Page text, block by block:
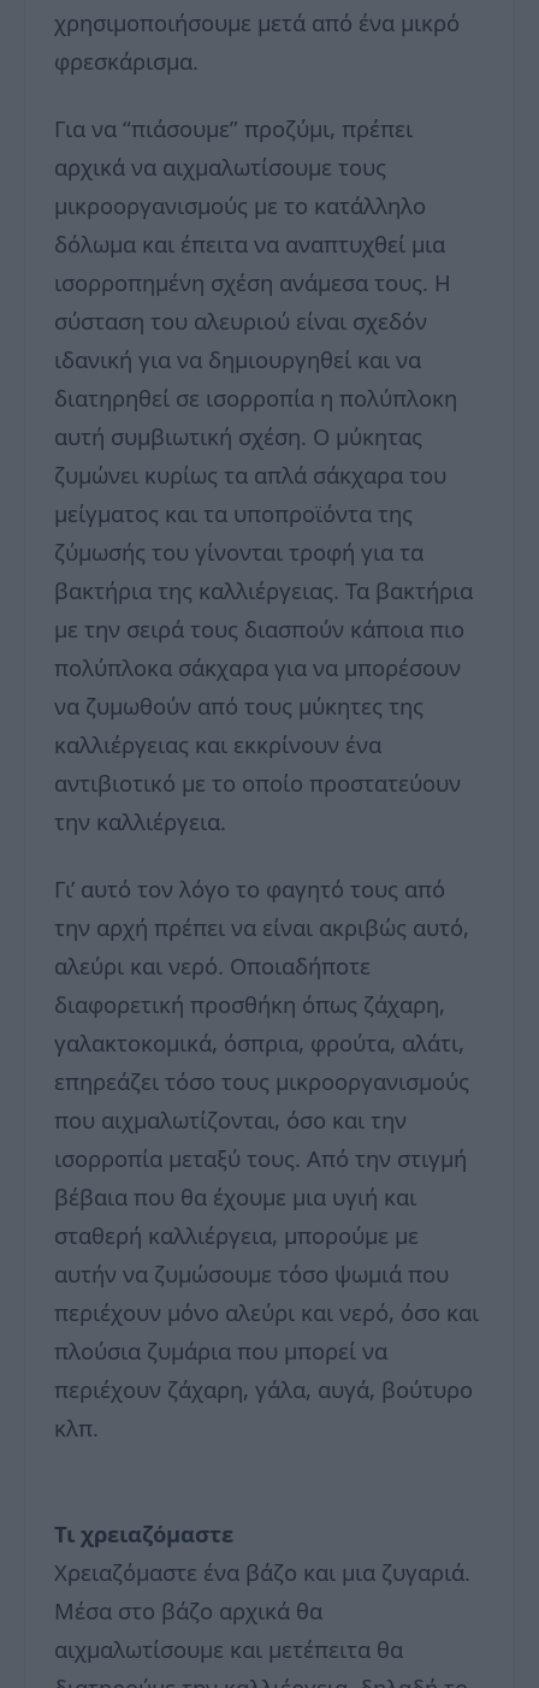
χρησιμοποιήσουμε μετά από ένα μικρό
φρεσκάρισμα.
Για να “πιάσουμε” προζύμι, πρέπει
αρχικά να αιχμαλωτίσουμε τους
μικροοργανισμούς με το κατάλληλο
δόλωμα και έπειτα να αναπτυχθεί μια
ισορροπημένη σχέση ανάμεσα τους. Η
σύσταση του αλευριού είναι σχεδόν
ιδανική για να δημιουργηθεί και να
διατηρηθεί σε ισορροπία η πολύπλοκη
αυτή συμβιωτική σχέση. Ο μύκητας
ζυμώνει κυρίως τα απλά σάκχαρα του
μείγματος και τα υποπροϊόντα της
ζύμωσής του γίνονται τροφή για τα
βακτήρια της καλλιέργειας. Τα βακτήρια
με την σειρά τους διασπούν κάποια πιο
πολύπλοκα σάκχαρα για να μπορέσουν
να ζυμωθούν από τους μύκητες της
καλλιέργειας και εκκρίνουν ένα
αντιβιοτικό με το οποίο προστατεύουν
την καλλιέργεια.
Γι’ αυτό τον λόγο το φαγητό τους από
την αρχή πρέπει να είναι ακριβώς αυτό,
αλεύρι και νερό. Οποιαδήποτε
διαφορετική προσθήκη όπως ζάχαρη,
γαλακτοκομικά, όσπρια, φρούτα, αλάτι,
επηρεάζει τόσο τους μικροοργανισμούς
που αιχμαλωτίζονται, όσο και την
ισορροπία μεταξύ τους. Από την στιγμή
βέβαια που θα έχουμε μια υγιή και
σταθερή καλλιέργεια, μπορούμε με
αυτήν να ζυμώσουμε τόσο ψωμιά που
περιέχουν μόνο αλεύρι και νερό, όσο και
πλούσια ζυμάρια που μπορεί να
περιέχουν ζάχαρη, γάλα, αυγά, βούτυρο
κλπ.
Τι χρειαζόμαστε
Χρειαζόμαστε ένα βάζο και μια ζυγαριά.
Μέσα στο βάζο αρχικά θα
αιχμαλωτίσουμε και μετέπειτα θα